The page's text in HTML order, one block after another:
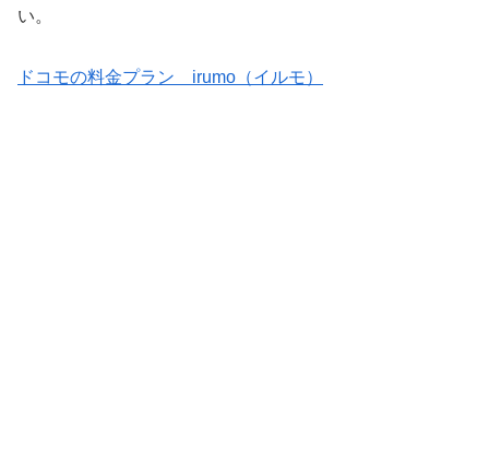
い。
ドコモの料金プラン irumo（イルモ）